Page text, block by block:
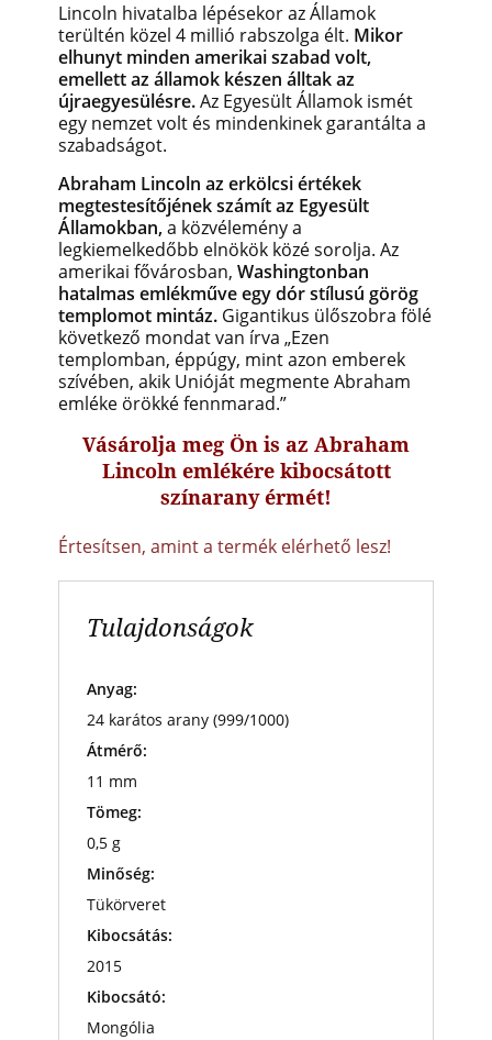
Lincoln hivatalba lépésekor az Államok
terültén közel 4 millió rabszolga élt. Mikor
elhunyt minden amerikai szabad volt,
emellett az államok készen álltak az
újraegyesülésre.Az Egyesült Államok ismét
egy nemzet volt és mindenkinek garantálta a
szabadságot.
Abraham Lincoln az erkölcsi értékek
megtestesítőjének számít az Egyesült
Államokban,a közvélemény a
legkiemelkedőbb elnökök közé sorolja. Az
amerikai fővárosban, Washingtonban
hatalmas emlékműve egy dór stílusú görög
templomot mintáz. Gigantikus ülőszobra fölé
következő mondat van írva „Ezen
templomban, éppúgy, mint azon emberek
szívében, akik Unióját megmente Abraham
emléke örökké fennmarad.”
Vásárolja meg Ön is az Abraham
Lincoln emlékére kibocsátott
színarany érmét!
Értesítsen, amint a termék elérhető lesz!
Tulajdonságok
Anyag:
24 karátos arany (999/1000)
Átmérő:
11 mm
Tömeg:
0,5 g
Minőség:
Tükörveret
Kibocsátás:
2015
Kibocsátó:
Mongólia